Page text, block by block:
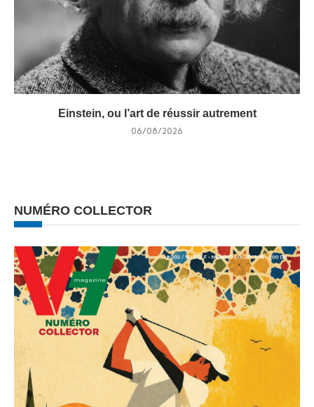
Einstein, ou l’art de réussir autrement
06/08/2026
NUMÉRO COLLECTOR